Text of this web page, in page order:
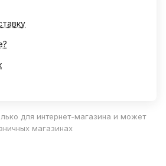
для интернет-магазина и может
магазинах